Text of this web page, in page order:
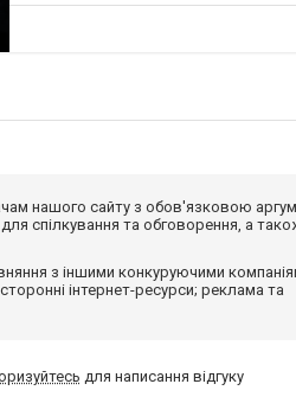
нашого сайту з обов'язковою
спілкування та обговорення, а
з іншими конкуруючими
інтернет-ресурси; реклама та
для написання відгуку